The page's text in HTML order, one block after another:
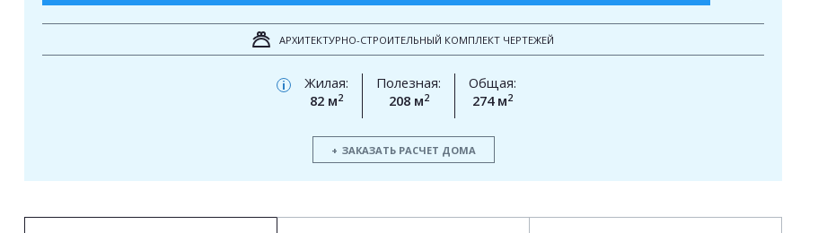
АРХИТЕКТУРНО-СТРОИТЕЛЬНЫЙ КОМПЛЕКТ ЧЕРТЕЖЕЙ
i
Жилая:
82 м2
Полезная:
208 м2
Общая:
274 м2
ЗАКАЗАТЬ РАСЧЕТ ДОМА